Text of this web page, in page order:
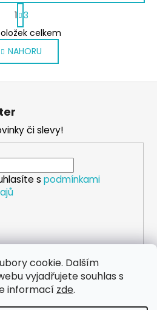
cookie. Dalším
vyjadřujete souhlas s
informací zde.
O
v
l
á
d
p
r
v
k
y
i
u
S
t
r
á
n
k
o
í
1 3
celkem
NAHORU
či slevy!
s podmínkami
INSTAGRAM YOUTUBE